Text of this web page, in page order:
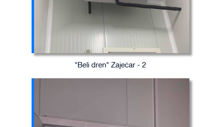
"Beli dren" Zaječar - 2